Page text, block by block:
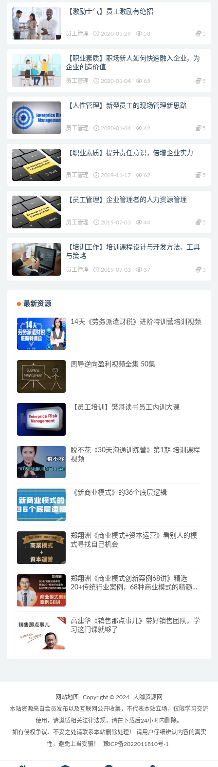
【激励士气】员工激励有绝招
员工管理 2020-05-29 53 5
【职业素质】职场新人如何快速融入企业，为
企业创造价值
员工管理 2020-01-04 65 5
【人性管理】新型员工的现场管理新思路
员工管理 2020-01-04 42 5
【职业素质】提升责任意识，倍增企业实力
员工管理 2019-11-17 62 5
【员工管理】企业管理者的人力资源管理
员工管理 2019-07-03 44 5
【培训工作】培训课程设计与开发方法、工具
与策略
员工管理 2019-07-03 37 5
最新资源
14天《劳务派遣财税》进阶特训营培训视频
周导逆向盈利视频全集 50集
【员工培训】樊哥读书员工内训大课
脱不花《30天沟通训练营》第1期 培训课程
视频
《新商业模式》的36个底层逻辑
郑翔洲《商业模式+资本运营》看别人的模
式寻找自己机会
郑翔洲《商业模式创新案例68讲》精选
20+传统行业案例，68种商业模式的精髓与
高建华《销售那点事儿》带好销售团队，学
习这门课就够了
网站地图 Copyright © 2024
大咖资源网
本站资源来自会员发布以及互联网公开收集，不代表本站立场，仅限学习交流
使用，请遵循相关法律法规，请在下载后24小时内删除。
如有侵权争议、不妥之处请联系本站删除处理！ 请用户仔细辨认内容的真实
性，避免上当受骗！
豫ICP备2022011810号-1